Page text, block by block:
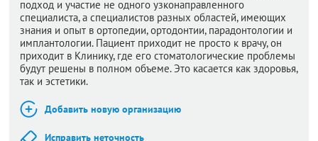
подход и участие не одного узконаправленного
специалиста, а специалистов разных областей, имеющих
знания и опыт в ортопедии, ортодонтии, парадонтологии и
имплантологии. Пациент приходит не просто к врачу, он
приходит в Клинику, где его стоматологические проблемы
будут решены в полном объеме. Это касается как здоровья,
так и эстетики.
Добавить новую организацию
Исправить неточность